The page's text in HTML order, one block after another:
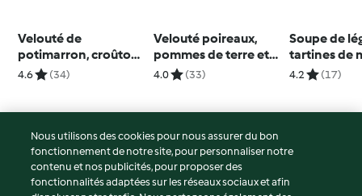
Velouté de
potimarron, croûtons
à l’huile de truffe
4.6 (34)
Velouté poireaux,
pommes de terre et
reblochon
4.0 (33)
Soupe de
tartines de
4.2 (17)
© Copyright 2026
Conditions d'utilisation
Nous utilisons des cookies pour nous assurer du bon
fonctionnement de notre site, pour personnaliser notre
contenu et nos publicités, pour proposer des
fonctionnalités adaptées sur les réseaux sociaux et afin